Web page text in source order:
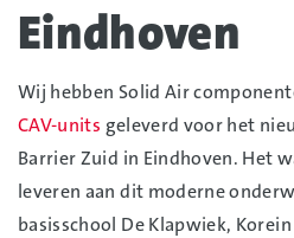
Eindhoven
Wij hebben Solid Air
CAV-units geleverd voor het
Barrier Zuid in Eindhoven. Het
leveren aan dit moderne
basisschool De Klapwiek,